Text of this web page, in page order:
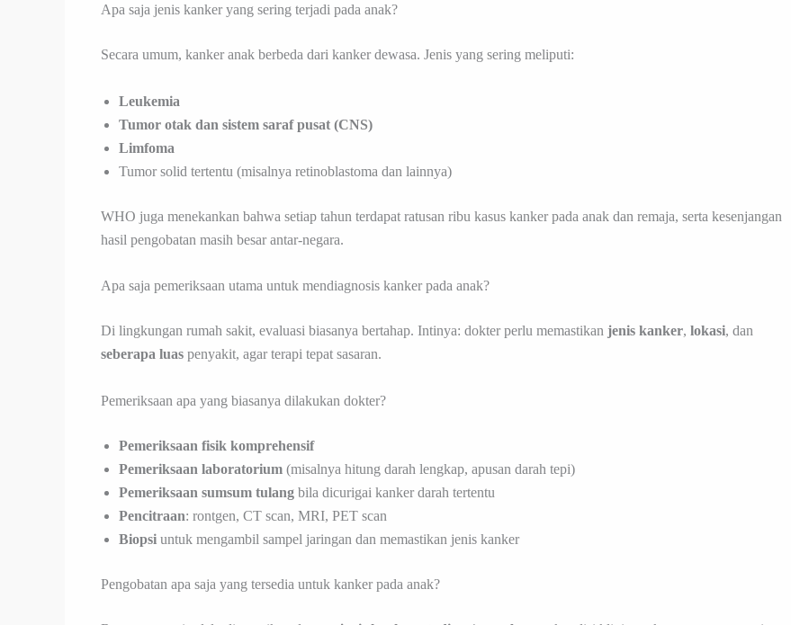
Apa saja jenis kanker yang sering terjadi pada anak?
Secara umum, kanker anak berbeda dari kanker dewasa. Jenis yang sering meliputi:
Leukemia
Tumor otak dan sistem saraf pusat (CNS)
Limfoma
Tumor solid tertentu (misalnya retinoblastoma dan lainnya)
WHO juga menekankan bahwa setiap tahun terdapat ratusan ribu kasus kanker pada anak dan remaja, serta kesenjangan
hasil pengobatan masih besar antar-negara.
Apa saja pemeriksaan utama untuk mendiagnosis kanker pada anak?
Di lingkungan rumah sakit, evaluasi biasanya bertahap. Intinya: dokter perlu memastikan jenis kanker, lokasi, dan
seberapa luas penyakit, agar terapi tepat sasaran.
Pemeriksaan apa yang biasanya dilakukan dokter?
Pemeriksaan fisik komprehensif
Pemeriksaan laboratorium (misalnya hitung darah lengkap, apusan darah tepi)
Pemeriksaan sumsum tulang bila dicurigai kanker darah tertentu
Pencitraan: rontgen, CT scan, MRI, PET scan
Biopsi untuk mengambil sampel jaringan dan memastikan jenis kanker
Pengobatan apa saja yang tersedia untuk kanker pada anak?